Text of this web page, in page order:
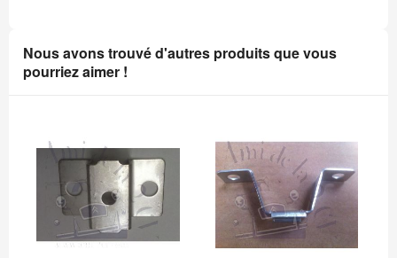
Nous avons trouvé d'autres produits que vous
pourriez aimer !